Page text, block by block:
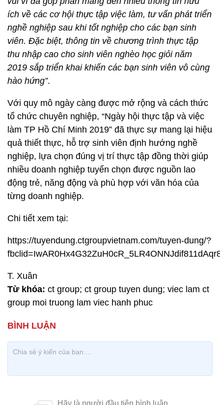
ích về các cơ hội thực tập việc làm, tư vấn phát triển
nghề nghiệp sau khi tốt nghiệp cho các bạn sinh
viên. Đặc biệt, thông tin về chương trình thực tập
thu nhập cao cho sinh viên nghèo học giỏi năm
2019 sắp triển khai khiến các bạn sinh viên vô cùng
hào hứng”.
Với quy mô ngày càng được mở rộng và cách thức
tổ chức chuyên nghiệp, “Ngày hội thực tập và việc
làm TP Hồ Chí Minh 2019” đã thực sự mang lại hiệu
quả thiết thực, hỗ trợ sinh viên định hướng nghề
nghiệp, lựa chọn đúng vị trí thực tập đồng thời giúp
nhiều doanh nghiệp tuyển chọn được nguồn lao
động trẻ, năng động và phù hợp với văn hóa của
từng doanh nghiệp.
Chi tiết xem tại:
https://tuyendung.ctgroupvietnam.com/tuyen-dung/?
T. Xuân
Từ khóa: ct group; ct group tuyen dung; viec lam ct
group moi truong lam viec hanh phuc